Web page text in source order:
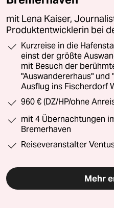
mit Lena Kaiser,
Produktentwicklerin bei
Kurzreise in die
einst der größte
mit Besuch der
"Auswandererhaus" und
Ausflug ins Fischerdorf
960 € (DZ/HP/ohne
mit 4 Übernachtungen
Bremerhaven
Reiseveranstalter
Mehr